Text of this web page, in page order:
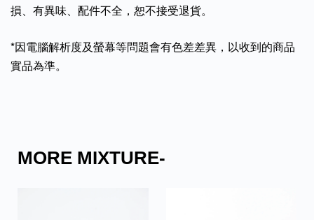
損、有異味、配件不全，恕不接受退貨。
*因電腦解析度及螢幕等問題會有色差差異，以收到的商品
實品為準。
MORE MIXTURE-